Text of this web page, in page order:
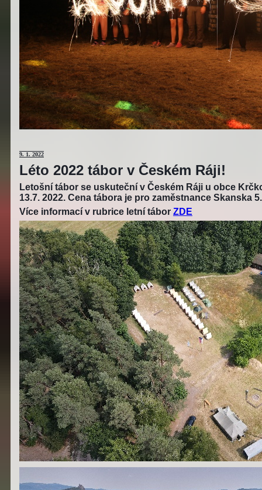
9. 1. 2022
Léto 2022 tábor v Českém Ráji!
Letošní tábor se uskuteční v Českém Ráji u obce
13.7. 2022. Cena tábora je pro zaměstnance Skanska
Více informací v rubrice letní tábor ZDE